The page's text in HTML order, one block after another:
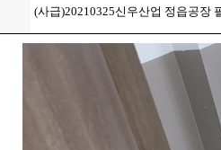
(사급)20210325신우산업 정읍공장